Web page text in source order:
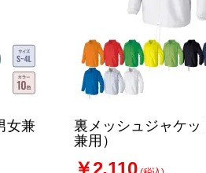
女兼
裏メッシュジャケッ
兼用）
￥2,110